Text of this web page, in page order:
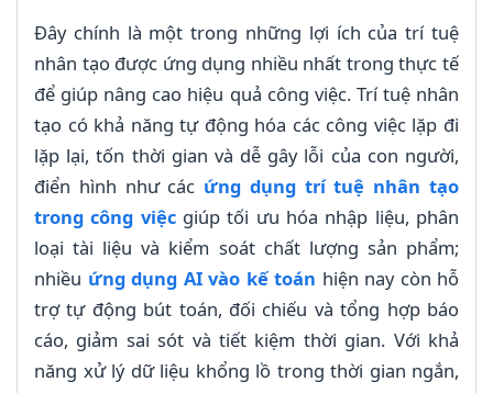
Đây chính là một trong những lợi ích của trí tuệ
nhân tạo được ứng dụng nhiều nhất trong thực tế
để giúp nâng cao hiệu quả công việc. Trí tuệ nhân
tạo có khả năng tự động hóa các công việc lặp đi
lặp lại, tốn thời gian và dễ gây lỗi của con người,
điển hình như các ứng dụng trí tuệ nhân tạo
trong công việcgiúp tối ưu hóa nhập liệu, phân
loại tài liệu và kiểm soát chất lượng sản phẩm;
nhiều ứng dụng AI vào kế toán hiện nay còn hỗ
trợ tự động bút toán, đối chiếu và tổng hợp báo
cáo, giảm sai sót và tiết kiệm thời gian. Với khả
năng xử lý dữ liệu khổng lồ trong thời gian ngắn,